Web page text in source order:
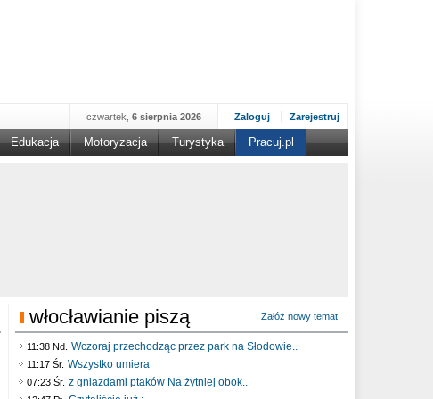
Zaloguj Zarejestruj
czwartek, 6 sierpnia 2026
Edukacja Motoryzacja Turystyka Pracuj.pl
włocławianie piszą Załóż nowy temat
11:38 Nd. Wczoraj przechodząc przez park na Słodowie..
11:17 Śr. Wszystko umiera
07:23 Śr. z gniazdami ptaków Na żytniej obok..